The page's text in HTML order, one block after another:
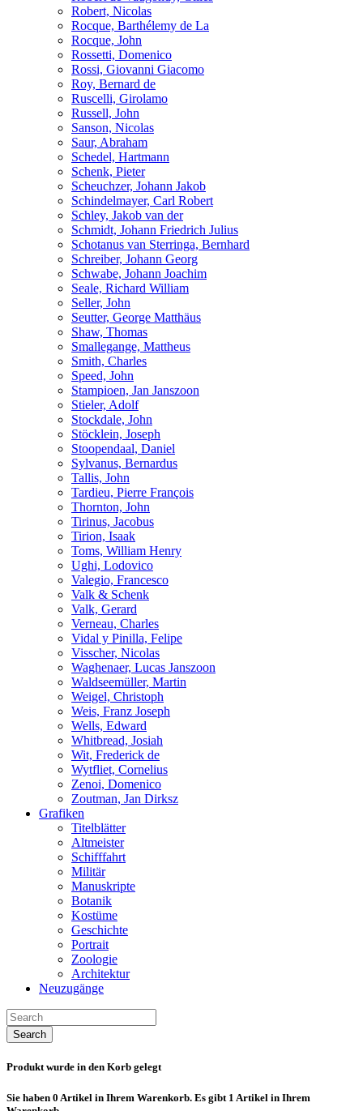
Robert, Nicolas
Rocque, Barthélemy de La
Rocque, John
Rossetti, Domenico
Rossi, Giovanni Giacomo
Roy, Bernard de
Ruscelli, Girolamo
Russell, John
Sanson, Nicolas
Saur, Abraham
Schedel, Hartmann
Schenk, Pieter
Scheuchzer, Johann Jakob
Schindelmayer, Carl Robert
Schley, Jakob van der
Schmidt, Johann Friedrich Julius
Schotanus van Sterringa, Bernhard
Schreiber, Johann Georg
Schwabe, Johann Joachim
Seale, Richard William
Seller, John
Seutter, George Matthäus
Shaw, Thomas
Smallegange, Mattheus
Smith, Charles
Speed, John
Stampioen, Jan Janszoon
Stieler, Adolf
Stockdale, John
Stöcklein, Joseph
Stoopendaal, Daniel
Sylvanus, Bernardus
Tallis, John
Tardieu, Pierre François
Thornton, John
Tirinus, Jacobus
Tirion, Isaak
Toms, William Henry
Ughi, Lodovico
Valegio, Francesco
Valk & Schenk
Valk, Gerard
Verneau, Charles
Vidal y Pinilla, Felipe
Visscher, Nicolas
Waghenaer, Lucas Janszoon
Waldseemüller, Martin
Weigel, Christoph
Weis, Franz Joseph
Wells, Edward
Whitbread, Josiah
Wit, Frederick de
Wytfliet, Cornelius
Zenoi, Domenico
Zoutman, Jan Dirksz
Grafiken
Titelblätter
Altmeister
Schifffahrt
Militär
Manuskripte
Botanik
Kostüme
Geschichte
Portrait
Zoologie
Architektur
Neuzugänge
Search
Produkt wurde in den Korb gelegt
Sie haben 0 Artikel in Ihrem Warenkorb. Es gibt 1 Artikel in Ihrem